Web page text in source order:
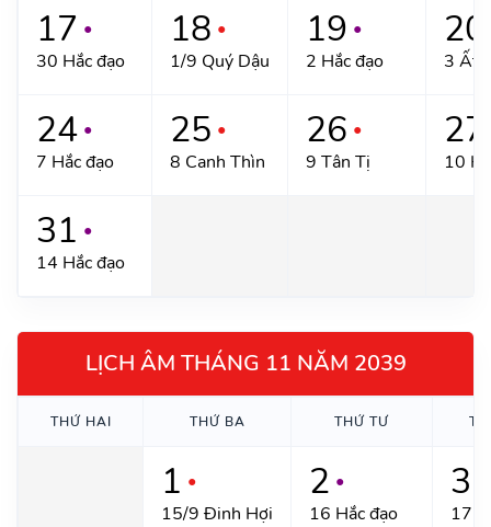
17 ●
30 Hắc đạo
18 ●
1/9 Quý Dậu
19 ●
2 Hắc đạo
20
3 Ất
24 ●
7 Hắc đạo
25 ●
8 Canh Thìn
26 ●
9 Tân Tị
27
10
31 ●
14 Hắc đạo
LỊCH ÂM THÁNG 11 NĂM 2039
THỨ HAI THỨ BA THỨ TƯ
1 ●
15/9 Đinh Hợi
2 ●
16 Hắc đạo
3
17